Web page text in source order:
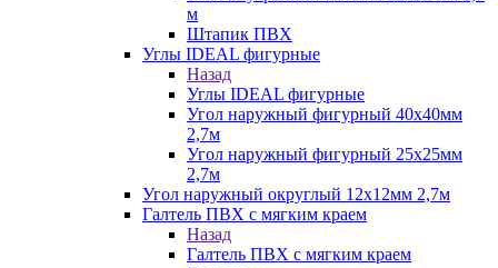
м
Штапик ПВХ
Углы IDEAL фигурные
Назад
Углы IDEAL фигурные
Угол наружный фигурный 40х40мм
2,7м
Угол наружный фигурный 25х25мм
2,7м
Угол наружный округлый 12х12мм 2,7м
Галтель ПВХ с мягким краем
Назад
Галтель ПВХ с мягким краем